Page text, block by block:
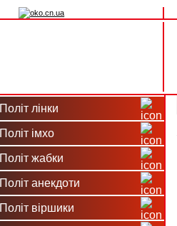
Політ лінки
Політ імхо
Політ жабки
Політ анекдоти
Політ віршики